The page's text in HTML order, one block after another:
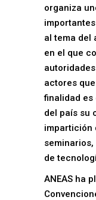
organiza
al tema del
en el que
actores
finalidad
del país su
impartición
de
ANEAS ha